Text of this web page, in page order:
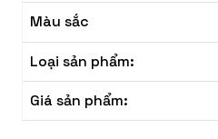
Màu sắc
Loại sản phẩm:
Giá sản phẩm: